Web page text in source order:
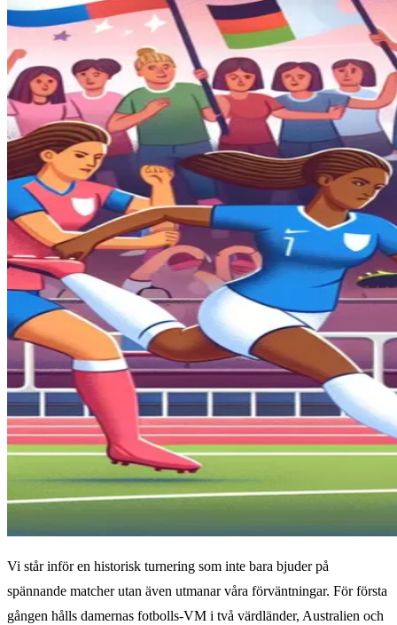
Vi står inför en historisk turnering som inte bara bjuder på
spännande matcher utan även utmanar våra förväntningar. För första
gången hålls damernas fotbolls-VM i två värdländer, Australien och